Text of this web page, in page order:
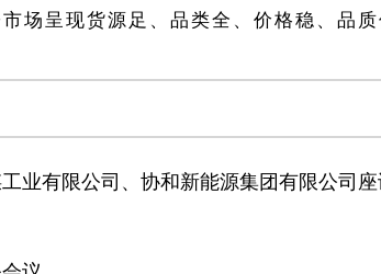
场呈现货源足、品类全、价格稳、品质
业有限公司、协和新能源集团有限公司